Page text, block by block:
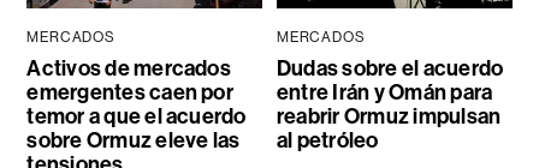
MERCADOS
Activos de mercados
emergentes caen por
temor a que el acuerdo
sobre Ormuz eleve las
MERCADOS
Dudas sobre el acuerdo
entre Irán y Omán para
reabrir Ormuz impulsan
al petróleo